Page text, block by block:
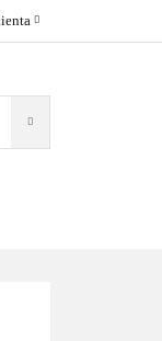
się